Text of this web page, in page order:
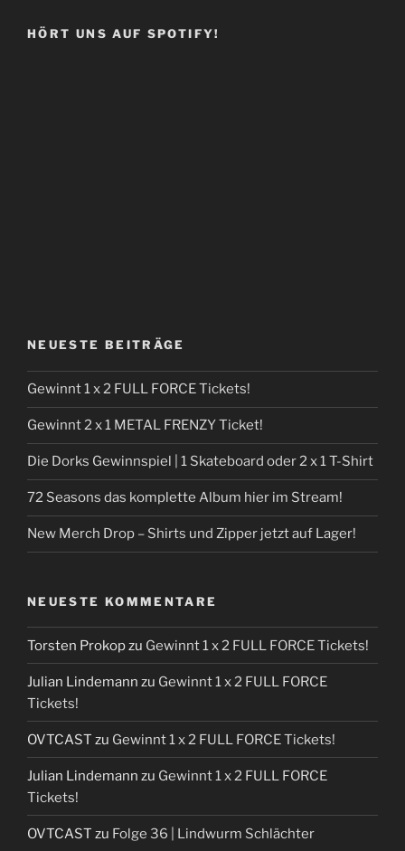
HÖRT UNS AUF SPOTIFY!
NEUESTE BEITRÄGE
Gewinnt 1 x 2 FULL FORCE Tickets!
Gewinnt 2 x 1 METAL FRENZY Ticket!
Die Dorks Gewinnspiel | 1 Skateboard oder 2 x 1 T-Shirt
72 Seasons das komplette Album hier im Stream!
New Merch Drop – Shirts und Zipper jetzt auf Lager!
NEUESTE KOMMENTARE
Torsten Prokopzu Gewinnt 1 x 2 FULL FORCE Tickets!
Julian Lindemann zu Gewinnt 1 x 2 FULL FORCE
Tickets!
OVTCAST zu Gewinnt 1 x 2 FULL FORCE Tickets!
Julian Lindemann zu Gewinnt 1 x 2 FULL FORCE
Tickets!
OVTCAST zu Folge 36 | Lindwurm Schlächter